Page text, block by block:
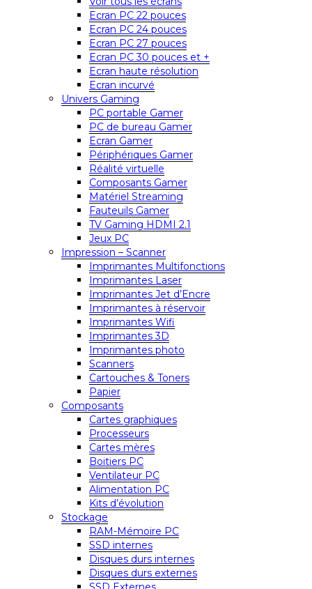
Ecran PC 22 pouces
Ecran PC 24 pouces
Ecran PC 27 pouces
Ecran PC 30 pouces et +
Ecran haute résolution
Ecran incurvé
Univers Gaming
PC portable Gamer
PC de bureau Gamer
Ecran Gamer
Périphériques Gamer
Réalité virtuelle
Composants Gamer
Matériel Streaming
Fauteuils Gamer
TV Gaming HDMI 2.1
Jeux PC
Impression – Scanner
Imprimantes Multifonctions
Imprimantes Laser
Imprimantes Jet d’Encre
Imprimantes à réservoir
Imprimantes Wifi
Imprimantes 3D
Imprimantes photo
Scanners
Cartouches & Toners
Papier
Composants
Cartes graphiques
Processeurs
Cartes mères
Boitiers PC
Ventilateur PC
Alimentation PC
Kits d’évolution
Stockage
RAM-Mémoire PC
SSD internes
Disques durs internes
Disques durs externes